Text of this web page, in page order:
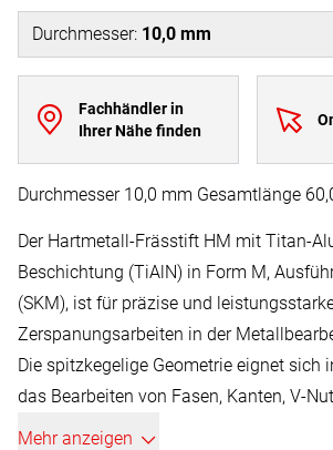
Durchmesser: 10,0 mm
Fachhändler in
Ihrer Nähe finden
Durchmesser 10,0 mm Gesamtlänge
Der Hartmetall-Frässtift HM mit Titan-
Beschichtung (TiAlN) in Form M,
(SKM), ist für präzise und
Zerspanungsarbeiten in der
Die spitzkegelige Geometrie eignet sich
das Bearbeiten von Fasen, Kanten, V-
Kontur- und Detailarbeiten in schwer
Mehr anzeigen